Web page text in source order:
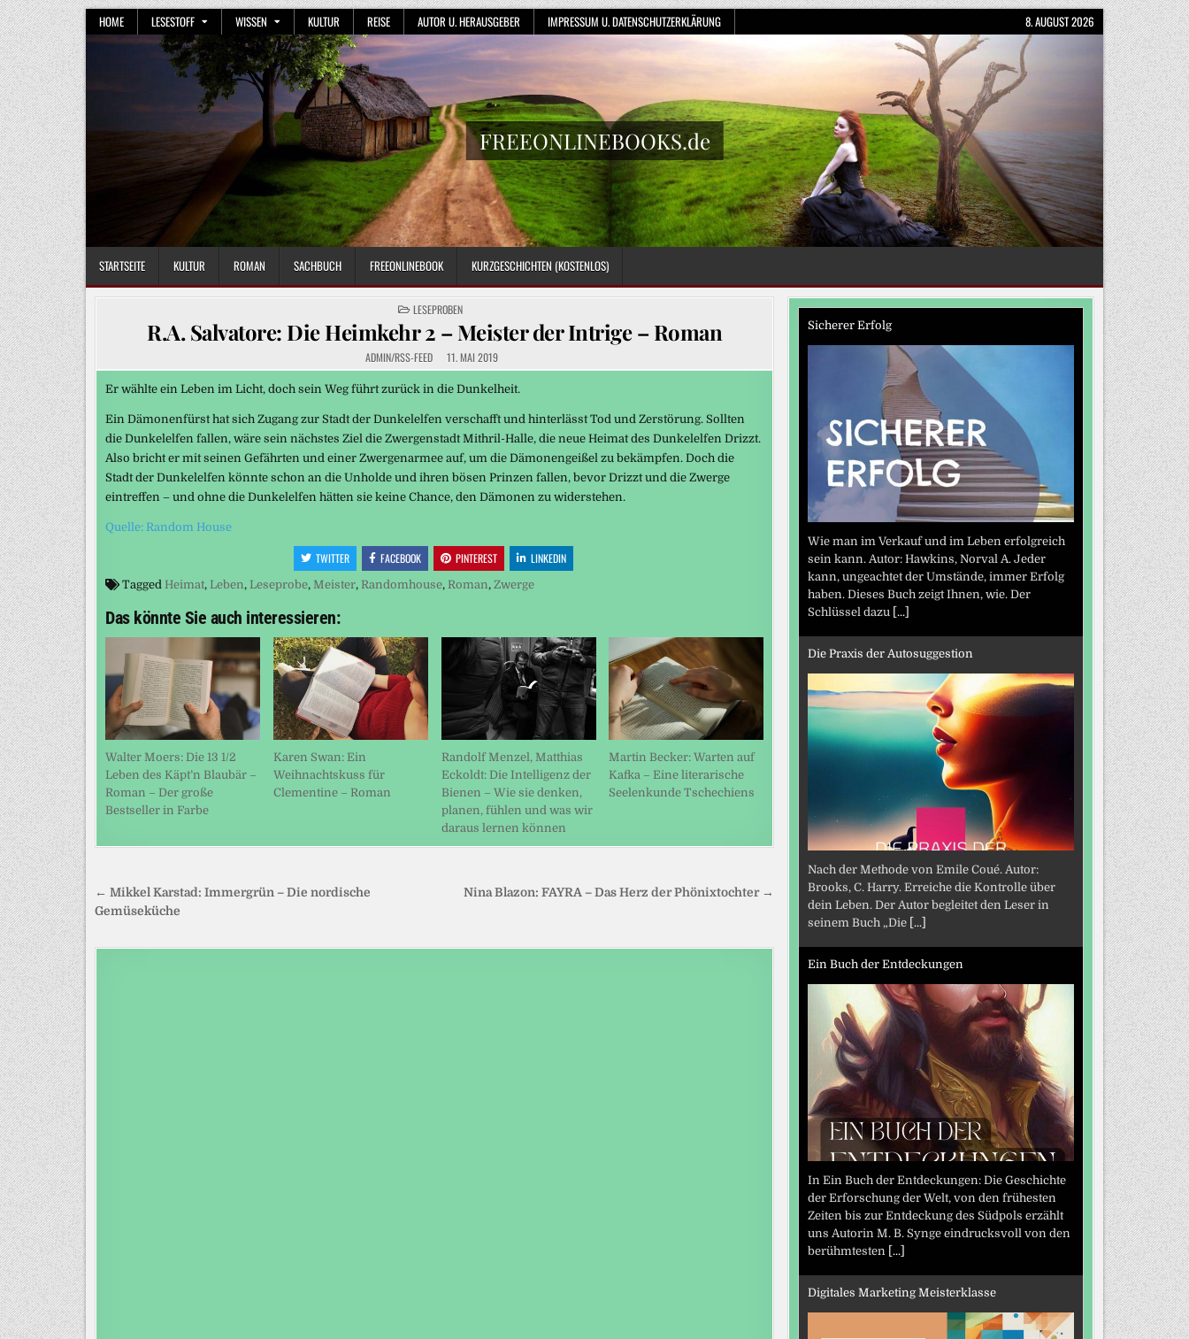
Skip
to
content
HOME LESESTOFF WISSEN KULTUR REISE AUTOR U. HERAUSGEBER IMPRESSUM U. DATENSCHUTZERKLÄRUNG 8. AUGUST 2026
FREEONLINEBOOKS.de
STARTSEITE KULTUR ROMAN SACHBUCH FREEONLINEBOOK KURZGESCHICHTEN (KOSTENLOS)
POSTED
IN
LESEPROBEN
R.A. Salvatore: Die Heimkehr 2 – Meister der Intrige – Roman
ADMIN/RSS-FEED 11. MAI 2019
Er wählte ein Leben im Licht, doch sein Weg führt zurück in die Dunkelheit.
Ein Dämonenfürst hat sich Zugang zur Stadt der Dunkelelfen verschafft und hinterlässt Tod und Zerstörung. Sollten
die Dunkelelfen fallen, wäre sein nächstes Ziel die Zwergenstadt Mithril-Halle, die neue Heimat des Dunkelelfen Drizzt.
Also bricht er mit seinen Gefährten und einer Zwergenarmee auf, um die Dämonengeißel zu bekämpfen. Doch die
Stadt der Dunkelelfen könnte schon an die Unholde und ihren bösen Prinzen fallen, bevor Drizzt und die Zwerge
eintreffen – und ohne die Dunkelelfen hätten sie keine Chance, den Dämonen zu widerstehen.
Quelle: Random House
TWITTER FACEBOOK PINTEREST LINKEDIN
Tagged Heimat, Leben, Leseprobe, Meister, Randomhouse, Roman, Zwerge
Das könnte Sie auch interessieren:
Walter Moers: Die 13 1/2
Leben des Käpt’n Blaubär –
Roman – Der große
Bestseller in Farbe
Karen Swan: Ein
Weihnachtskuss für
Clementine – Roman
Randolf Menzel, Matthias
Eckoldt: Die Intelligenz der
Bienen – Wie sie denken,
planen, fühlen und was wir
daraus lernen können
Martin Becker: Warten auf
Kafka – Eine literarische
Seelenkunde Tschechiens
Beitragsnavigation Nina Blazon: FAYRA – Das Herz der Phönixtochter →
← Mikkel Karstad: Immergrün – Die nordische
Gemüseküche
Sicherer Erfolg
Wie man im Verkauf und im Leben erfolgreich
sein kann. Autor: Hawkins, Norval A. Jeder
kann, ungeachtet der Umstände, immer Erfolg
haben. Dieses Buch zeigt Ihnen, wie. Der
Schlüssel dazu [...]
Die Praxis der Autosuggestion
Nach der Methode von Emile Coué. Autor:
Brooks, C. Harry. Erreiche die Kontrolle über
dein Leben. Der Autor begleitet den Leser in
seinem Buch „Die [...]
Ein Buch der Entdeckungen
In Ein Buch der Entdeckungen: Die Geschichte
der Erforschung der Welt, von den frühesten
Zeiten bis zur Entdeckung des Südpols erzählt
uns Autorin M. B. Synge eindrucksvoll von den
berühmtesten [...]
Digitales Marketing Meisterklasse